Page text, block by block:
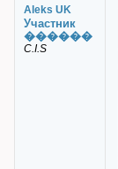
Aleks UK
Участник
������
C.I.S